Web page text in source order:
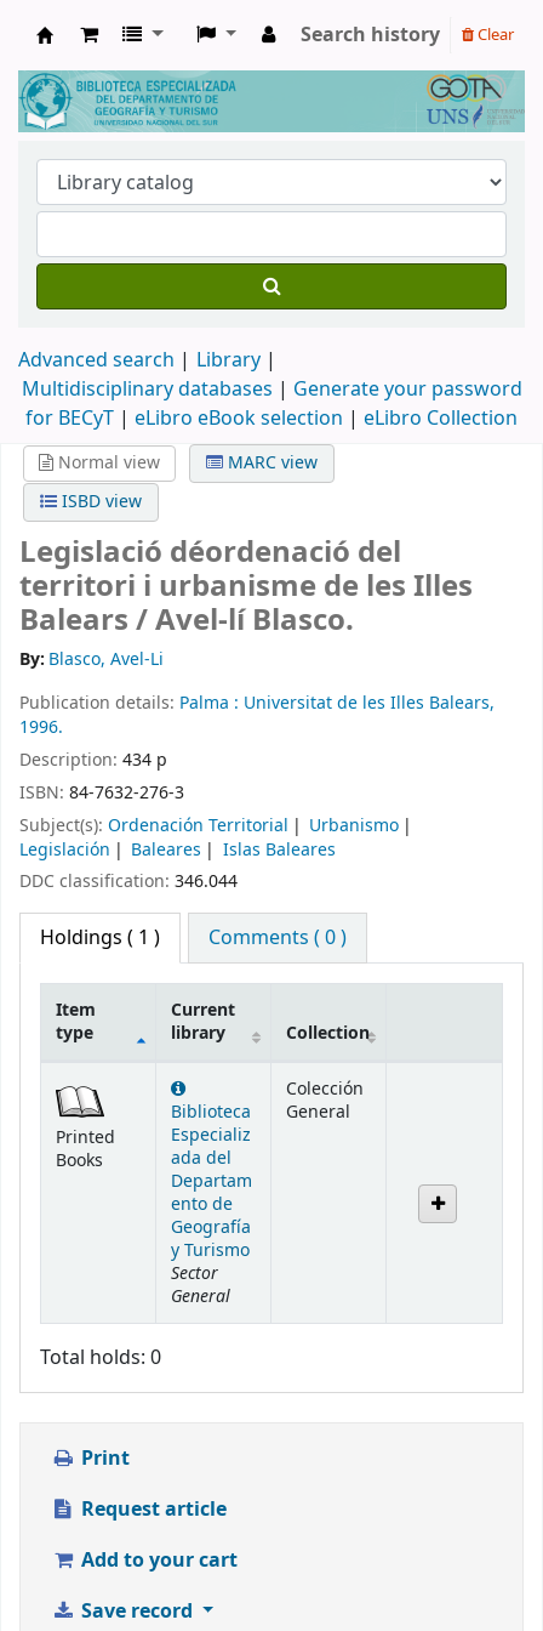
Biblioteca de Geografía y Turismo
Search history Clear
Advanced search
Library
Multidisciplinary databases | Generate your password
for BECyT | eLibro eBook selection | eLibro Collection
Normal view
MARC view
ISBD view
Legislació déordenació del
territori i urbanisme de les Illes
Balears /Avel-lí Blasco.
By: Blasco, Avel-Li
Publication details: Palma : Universitat de les Illes Balears,
1996.
Description: 434 p
ISBN: 84-7632-276-3
Subject(s): Ordenación Territorial
Urbanismo
Legislación
Baleares
Islas Baleares
DDC classification: 346.044
Holdings ( 1 ) Comments ( 0 )
Item
type
Current
library
Collection
Printed
Books
Biblioteca
Especializ
ada del
Departam
ento de
Geografía
y Turismo
Sector
General
Colección
General
Total holds: 0
Print
Request article
Add to your cart
Save record